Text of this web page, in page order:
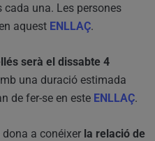
una. Les persones
aquest ENLLAÇ.
serà el dissabte 4
una duració estimada
de fer-se en este ENLLAÇ.
a conéixer la relació de